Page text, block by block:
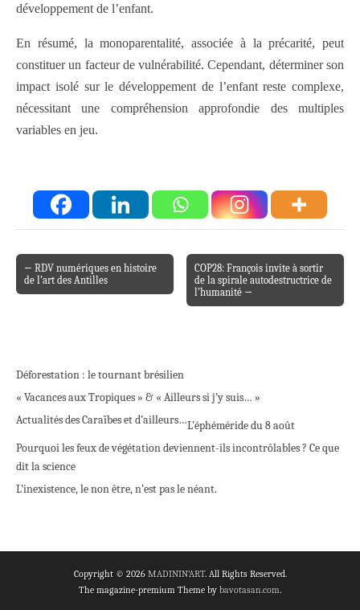
développement de l’enfant.
En résumé, la monoparentalité, associée à la précarité, peut
constituer un facteur de vulnérabilité. Cependant, déterminer son
impact isolé sur le développement de l’enfant reste complexe,
nécessitant une compréhension approfondie des multiples
variables en jeu.
Post navigation
← RDV numériques en histoire
de l’art des Antilles
COP28: François invite à sortir
de la spirale autodestructrice de
l’humanité →
Déforestation : le tournant brésilien
« Vacances aux Tropiques » & « Ailleurs si j’y suis… »
Actualités des Caraïbes et d’ailleurs…L’éphéméride du 8 août
Pourquoi les feux de végétation deviennent-ils incontrôlables ? Ce que
dit la science
L’inexistence, le non être, n’est pas le néant.
Copyright © 2026 MADININ'ART. All Rights Reserved.
The magazine-premium Theme by bavotasan.com.